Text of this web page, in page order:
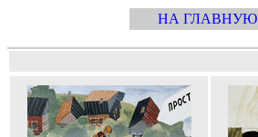
НА ГЛАВНУЮ